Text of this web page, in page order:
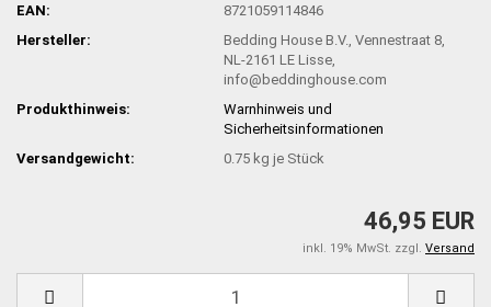
EAN:
8721059114846
Hersteller:
Bedding House B.V., Vennestraat 8,
NL-2161 LE Lisse,
info@beddinghouse.com
Produkthinweis:
Warnhinweis und
Sicherheitsinformationen
Versandgewicht:
0.75 kg je Stück
46,95 EUR
inkl. 19% MwSt. zzgl. Versand